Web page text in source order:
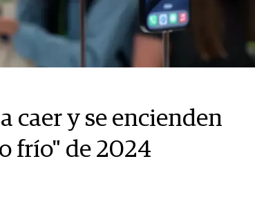
caer y se encienden
frío" de 2024